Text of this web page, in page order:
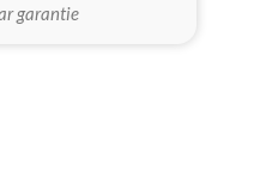
garantie